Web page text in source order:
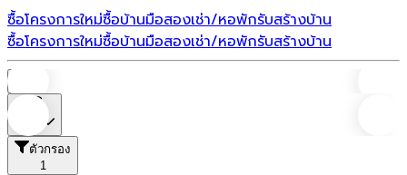
ซื้อโครงการใหม่ซื้อบ้านมือสองเช่า/หอพักรับสร้างบ้าน
ซื้อโครงการใหม่ซื้อบ้านมือสองเช่า/หอพักรับสร้างบ้าน
ตัวกรอง
1